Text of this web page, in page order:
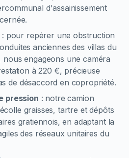
d'assainissement
: pour repérer une obstruction
anciennes des villas du
nous engageons une caméra
à 220 €, précieuse
de désaccord en copropriété.
pression : notre camion
graisses, tartre et dépôts
gratiennois, en adaptant la
des réseaux unitaires du